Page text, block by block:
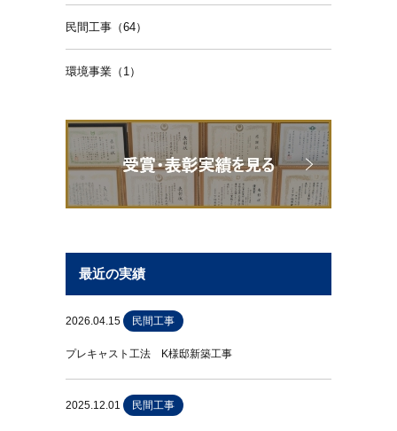
民間工事（64）
環境事業（1）
最近の実績
2026.04.15 民間工事
プレキャスト工法 K様邸新築工事
2025.12.01 民間工事